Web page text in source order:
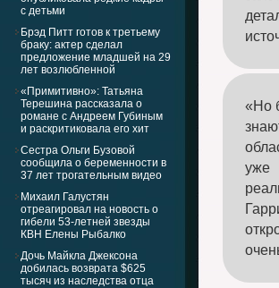
с детьми
Брэд Питт готов к третьему
браку: актер сделал
предложение младшей на 29
лет возлюбленной
«Примитивно»: Татьяна
Терешина рассказала о
романе с Андреем Губиным
и раскритиковала его хит
Сестра Ольги Бузовой
сообщила о беременности в
37 лет трогательным видео
Михаил Галустян
отреагировал на новость о
гибели 53-летней звезды
КВН Елены Рыбалко
Дочь Майкла Джексона
добилась возврата $625
тысяч из наследства отца
«Но
уже